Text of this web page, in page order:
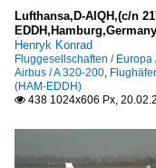
Lufthansa,D-AIQH,(c/n
EDDH,Hamburg,Germany
Henryk Konrad
Fluggesellschaften /
Airbus / A 320-200,
(HAM-EDDH)
 438 1024x606 Px,